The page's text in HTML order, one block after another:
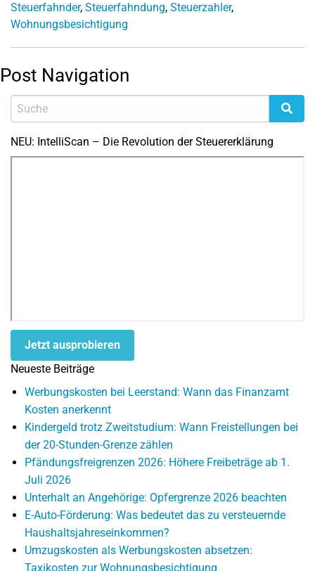
Steuerfahnder, Steuerfahndung, Steuerzahler,
Wohnungsbesichtigung
Post Navigation
NEU: IntelliScan – Die Revolution der Steuererklärung
Jetzt ausprobieren
Neueste Beiträge
Werbungskosten bei Leerstand: Wann das Finanzamt
Kosten anerkennt
Kindergeld trotz Zweitstudium: Wann Freistellungen bei
der 20-Stunden-Grenze zählen
Pfändungsfreigrenzen 2026: Höhere Freibeträge ab 1.
Juli 2026
Unterhalt an Angehörige: Opfergrenze 2026 beachten
E-Auto-Förderung: Was bedeutet das zu versteuernde
Haushaltsjahreseinkommen?
Umzugskosten als Werbungskosten absetzen:
Taxikosten zur Wohnungsbesichtigung